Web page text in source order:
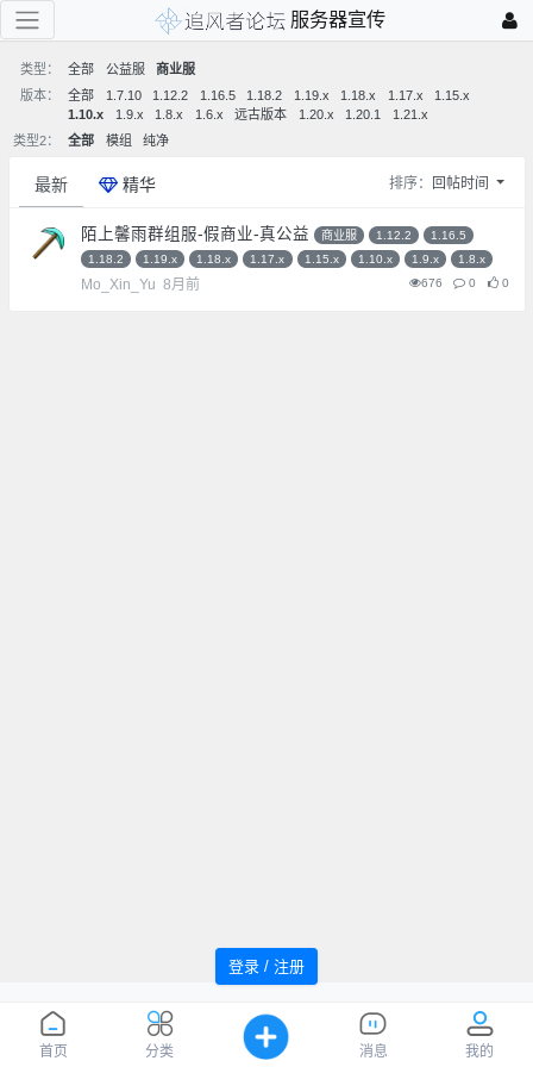
首页 分类 消息 我的
登录 / 注册
服务器宣传
类型： 全部 公益服
商业服
版本：
全部 1.7.10 1.12.2 1.16.5 1.18.2 1.19.x 1.18.x 1.17.x
1.15.x
1.10.x
1.9.x 1.8.x 1.6.x 远古版本 1.20.x 1.20.1
1.21.x
类型2：
全部 模组 纯净
最新 精华 排序： 回帖时间
陌上馨雨群组服-假商业-真公益 商业服 1.12.2
1.16.5
1.18.2
1.19.x 1.18.x 1.17.x 1.15.x 1.10.x 1.9.x 1.8.x
Mo_Xin_Yu 8月前 676 0 0
追风者论坛 Powered by WindMC
备20220059号
1037230
Processed: , SQL: